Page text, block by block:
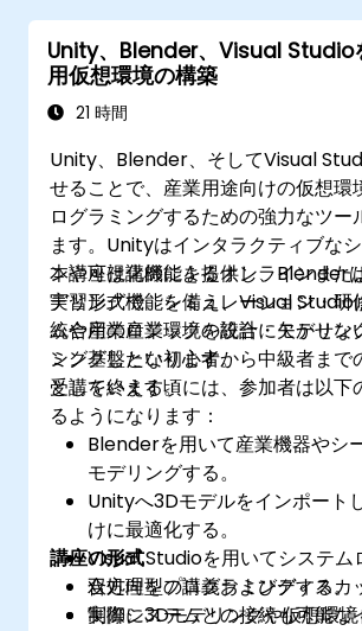
Unity、Blender、Visual Studio
用仮想環境の構築
21 時間
Unity、Blender、そしてVisual
せることで、産業用途向けの仮想環
ログラミングするための強力なツー
ます。Unityはインタラクティブなシ
ンや可視化機能を提供し、Blender
デリング機能を備え、Visual Studio
ムや産業ロジックの統合に欠かせな
ング基盤となります。
本講座は講師によるオンラインまた
実習形式で、シミュレーション・研
統合用の産業環境を設計・モデリン
ミングしたい初心者から中級者まで
としています。
受講を終える頃には、参加者は以下
るようになります：
Blenderを用いて産業機器やシ
モデリングする。
Unityへ3Dモデルをインポート
けに最適化する。
Visual Studioを用いてシステム
合処理をプログラミングする。
制御システムとの接続も可能な
講座の形式
双方向型の講義およびディスカ
実際に3Dモデリングや仮想環